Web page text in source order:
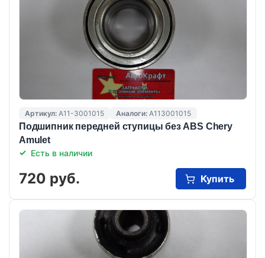
Артикул: A11-3001015 Аналоги: A113001015
Подшипник передней ступицы без ABS Chery
Amulet
Есть в наличии
720 руб. Купить